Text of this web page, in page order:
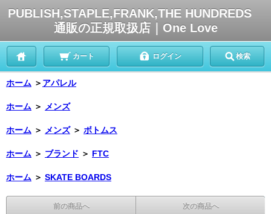
PUBLISH,STAPLE,FRANK,THE HUNDREDS
通販の正規取扱店｜One Love
カート ログイン 検索
ホーム ＞ アパレル
ホーム ＞ メンズ
ホーム ＞ メンズ ＞ ボトムス
ホーム ＞ ブランド ＞ FTC
ホーム ＞ SKATE BOARDS
前の商品へ 次の商品へ